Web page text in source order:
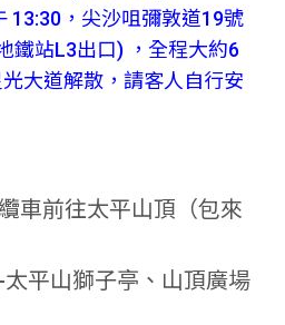
13:30，尖沙咀彌敦道19號
鐵站L3出口) ，全程大約6
大道解散，請客人自行安
車前往太平山頂（包來
平山獅子亭、山頂廣場